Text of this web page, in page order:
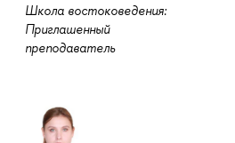
Школа востоковедения:
Приглашенный
преподаватель